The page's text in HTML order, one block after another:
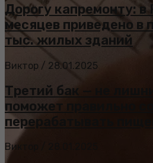
Дорогу капремонту: в
месяцев приведено в
тыс. жилых зданий
Виктор / 28.01.2025
Третий бак — не
поможет правильно
перерабатывать
Виктор